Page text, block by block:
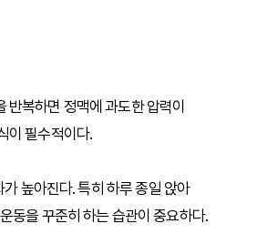
복하면 정맥에 과도한 압력이
이 필수적이다.
높아진다. 특히 하루 종일 앉아
동을 꾸준히 하는 습관이 중요하다.